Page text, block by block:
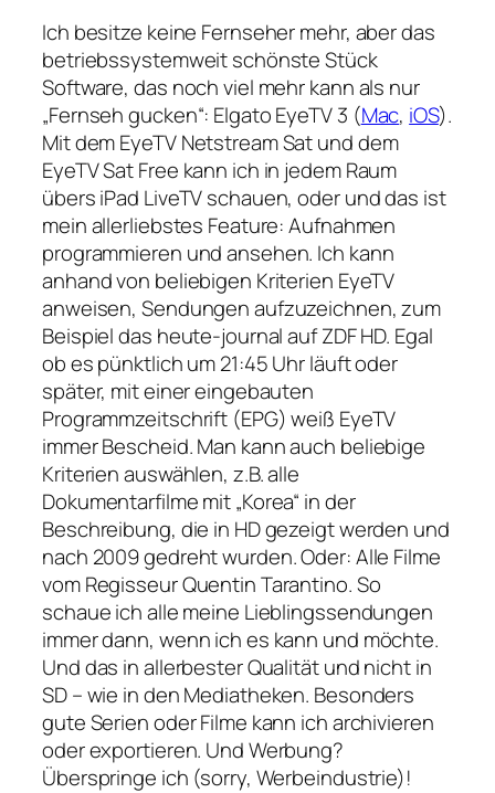
Ich besitze keine Fernseher mehr, aber das
betriebssystemweit schönste Stück
Software, das noch viel mehr kann als nur
„Fernseh gucken“: Elgato EyeTV 3 (Mac, iOS).
Mit dem EyeTV Netstream Sat und dem
EyeTV Sat Free kann ich in jedem Raum
übers iPad LiveTV schauen, oder und das ist
mein allerliebstes Feature: Aufnahmen
programmieren und ansehen. Ich kann
anhand von beliebigen Kriterien EyeTV
anweisen, Sendungen aufzuzeichnen, zum
Beispiel das heute-journal auf ZDF HD. Egal
ob es pünktlich um 21:45 Uhr läuft oder
später, mit einer eingebauten
Programmzeitschrift (EPG) weiß EyeTV
immer Bescheid. Man kann auch beliebige
Kriterien auswählen, z.B. alle
Dokumentarfilme mit „Korea“ in der
Beschreibung, die in HD gezeigt werden und
nach 2009 gedreht wurden. Oder: Alle Filme
vom Regisseur Quentin Tarantino. So
schaue ich alle meine Lieblingssendungen
immer dann, wenn ich es kann und möchte.
Und das in allerbester Qualität und nicht in
SD – wie in den Mediatheken. Besonders
gute Serien oder Filme kann ich archivieren
oder exportieren. Und Werbung?
Überspringe ich (sorry, Werbeindustrie)!